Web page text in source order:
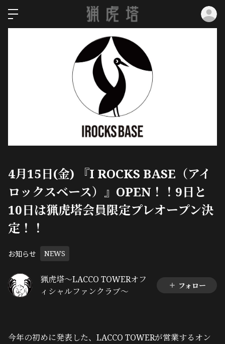
4月15日(金) 『I ROCKS BASE（アイ
ロックスベース）』OPEN！！9日と
10日は猟虎塔会員限定プレオープン決
定！！
お知らせ NEWS
猟虎塔～LACCO TOWERオフ
ィシャルファンクラブ～
フォロー
今年の初めに発表した、LACCO TOWERが営業するオン